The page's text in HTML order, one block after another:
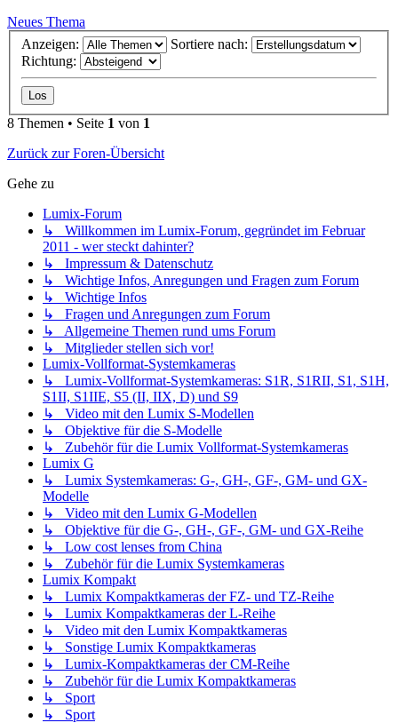
Neues Thema
Anzeigen:
Sortiere nach:
Richtung:
8 Themen • Seite 1 von 1
Zurück zur Foren-Übersicht
Gehe zu
Lumix-Forum
↳ Willkommen im Lumix-Forum, gegründet im Februar
2011 - wer steckt dahinter?
↳ Impressum & Datenschutz
↳ Wichtige Infos, Anregungen und Fragen zum Forum
↳ Wichtige Infos
↳ Fragen und Anregungen zum Forum
↳ Allgemeine Themen rund ums Forum
↳ Mitglieder stellen sich vor!
Lumix-Vollformat-Systemkameras
↳ Lumix-Vollformat-Systemkameras: S1R, S1RII, S1, S1H,
S1II, S1IIE, S5 (II, IIX, D) und S9
↳ Video mit den Lumix S-Modellen
↳ Objektive für die S-Modelle
↳ Zubehör für die Lumix Vollformat-Systemkameras
Lumix G
↳ Lumix Systemkameras: G-, GH-, GF-, GM- und GX-
Modelle
↳ Video mit den Lumix G-Modellen
↳ Objektive für die G-, GH-, GF-, GM- und GX-Reihe
↳ Low cost lenses from China
↳ Zubehör für die Lumix Systemkameras
Lumix Kompakt
↳ Lumix Kompaktkameras der FZ- und TZ-Reihe
↳ Lumix Kompaktkameras der L-Reihe
↳ Video mit den Lumix Kompaktkameras
↳ Sonstige Lumix Kompaktkameras
↳ Lumix-Kompaktkameras der CM-Reihe
↳ Zubehör für die Lumix Kompaktkameras
↳ Sport
↳ Sport